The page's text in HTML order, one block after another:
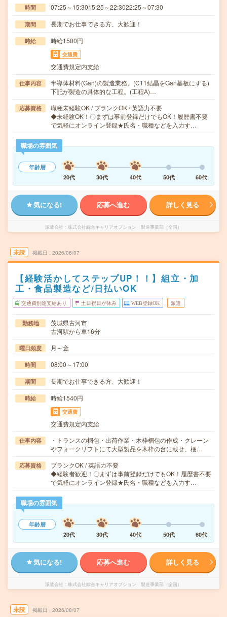
時間 07:25～15:3015:25～22:3022:25～07:30
期間 長期でお仕事できる方、大歓迎！
時給 時給1500円
交通費
交通費規定内支給
仕事内容
半導体材料(Gan)の製造業務、(C11結晶をGan基板にする)
下記が製造の具体的な工程。(工程A)…
応募資格
職種未経験OK / ブランクOK / 英語力不要
◆未経験OK！〇まずは事前登録だけでもOK！履歴書不要
で気軽にオンライン登録★氏名・職種などを入力す…
職場の雰囲気
年齢層
20代
30代 40代 50代 60代
気になる! 応募へ進む 詳しく見る
派遣会社 株式会社綜合キャリアオプション 製造事業部（全国）
未読 掲載日 2026/08/07
【経験活かしてステップUP！！】組立・加
工・食品製造など/日払いOK
交通費別途支給あり 土日祝日が休み WEB登録OK 派遣
勤務地
茨城県古河市
古河駅から車16分
曜日頻度 月～金
時間 08:00～17:00
期間 長期でお仕事できる方、大歓迎！
時給 時給1540円
交通費
交通費規定内支給
仕事内容
・トランスの梱包・出荷作業・木枠梱包の作成・クレーン
やフォークリフトにて大型製品を木枠の台に載せ、梱…
応募資格
ブランクOK / 英語力不要
◆経験者歓迎！〇まずは事前登録だけでもOK！履歴書不要
で気軽にオンライン登録★氏名・職種などを入力す…
職場の雰囲気
年齢層
20代
30代 40代 50代 60代
気になる! 応募へ進む 詳しく見る
派遣会社 株式会社綜合キャリアオプション 製造事業部（全国）
未読 掲載日 2026/08/07